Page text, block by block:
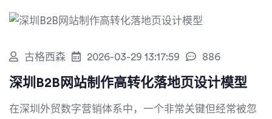
古格西森 2026-03-29 13:17:59 886
深圳B2B网站制作高转化落地页设计模型
在深圳外贸数字营销体系中，一个非常关键但经常被忽